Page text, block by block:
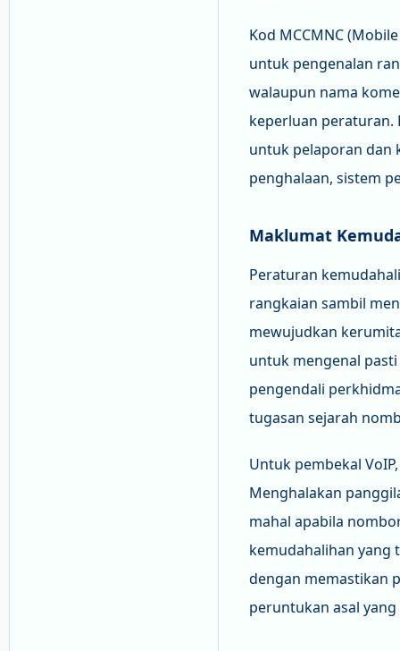
Kod MCCMNC
untuk pengenalan
walaupun nama
keperluan peraturan.
untuk pelaporan dan
penghalaan, sistem
Maklumat
Peraturan
rangkaian sambil
mewujudkan
untuk mengenal
pengendali
tugasan sejarah
Untuk pembekal
Menghalakan
mahal apabila
kemudahalihan yang
dengan memastikan
peruntukan asal